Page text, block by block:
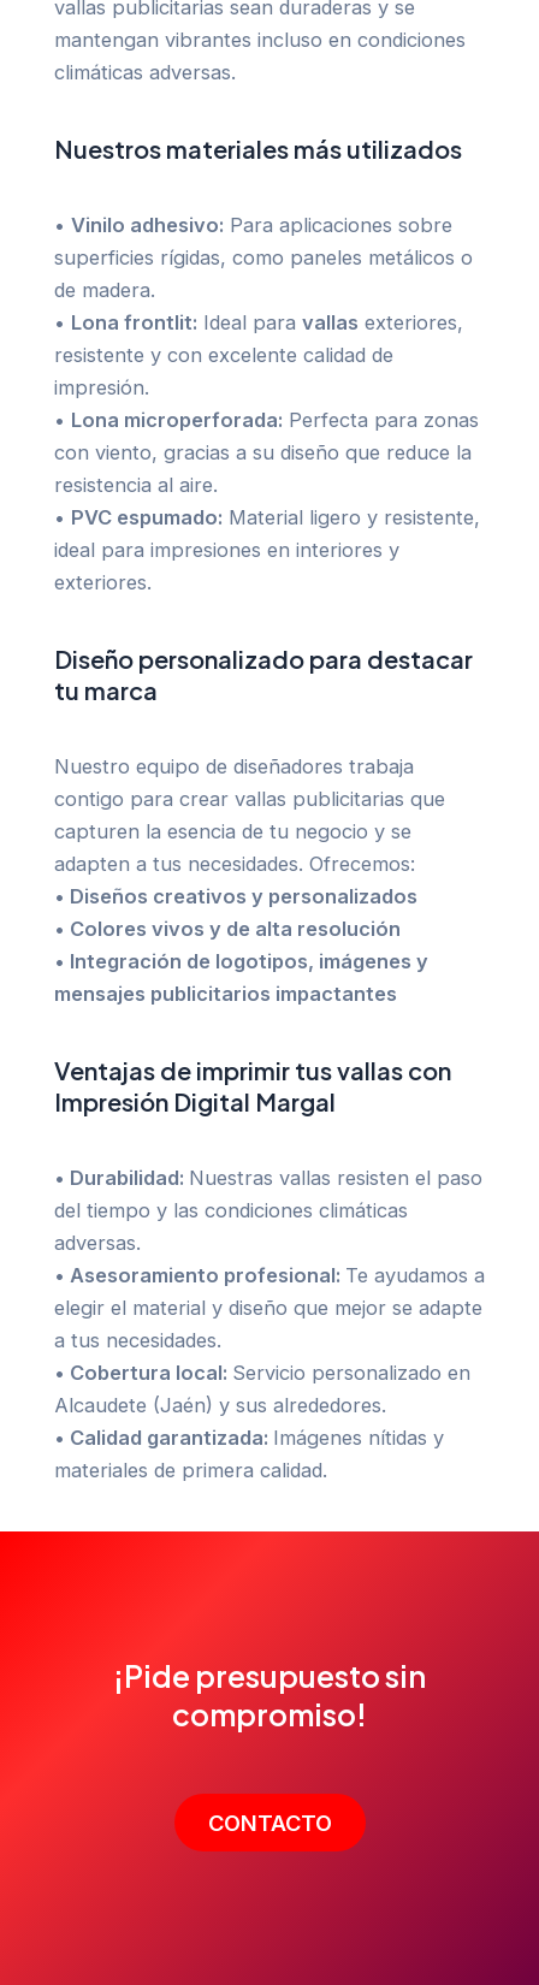
vallas publicitarias sean duraderas y se
mantengan vibrantes incluso en condiciones
climáticas adversas.
Nuestros materiales más utilizados
• Vinilo adhesivo: Para aplicaciones sobre
superficies rígidas, como paneles metálicos o
de madera.
• Lona frontlit: Ideal para vallas exteriores,
resistente y con excelente calidad de
impresión.
• Lona microperforada: Perfecta para zonas
con viento, gracias a su diseño que reduce la
resistencia al aire.
• PVC espumado: Material ligero y resistente,
ideal para impresiones en interiores y
exteriores.
Diseño personalizado para destacar
tu marca
Nuestro equipo de diseñadores trabaja
contigo para crear vallas publicitarias que
capturen la esencia de tu negocio y se
adapten a tus necesidades. Ofrecemos:
• Diseños creativos y personalizados
• Colores vivos y de alta resolución
• Integración de logotipos, imágenes y
mensajes publicitarios impactantes
Ventajas de imprimir tus vallas con
Impresión Digital Margal
• Durabilidad: Nuestras vallas resisten el paso
del tiempo y las condiciones climáticas
adversas.
• Asesoramiento profesional: Te ayudamos a
elegir el material y diseño que mejor se adapte
a tus necesidades.
• Cobertura local: Servicio personalizado en
Alcaudete (Jaén) y sus alrededores.
• Calidad garantizada: Imágenes nítidas y
materiales de primera calidad.
¡Pide presupuesto sin
compromiso!
CONTACTO